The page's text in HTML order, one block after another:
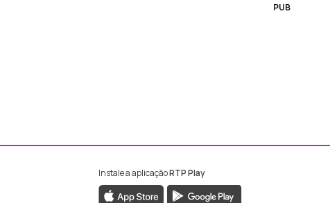
PUB
da RTP Madeira
Instagram da RTP Madeira
Instale a aplicaçãoRTP Play